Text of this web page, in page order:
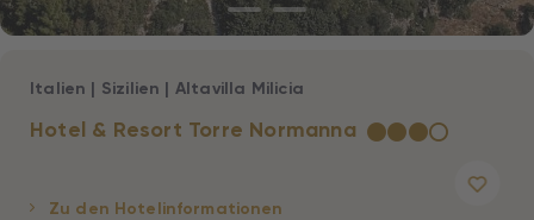
Hotel & Resort Torre Normanna ★★★☆
Italien | Sizilien | Altavilla Milicia
Zu den Hotelinformationen